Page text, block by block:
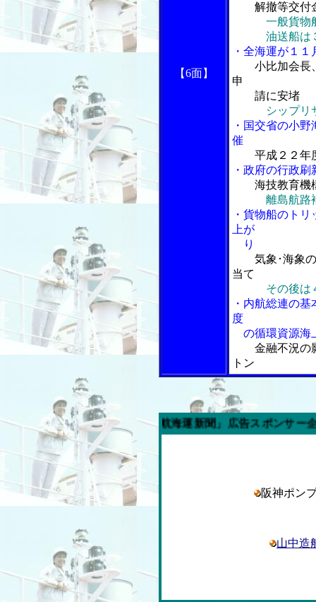
【6面】
解撤等交付
一般貨物
油送船は３
・全海運が１
小比加会長
申
請に安堵
シップリ
・国交省の小
催
平成２２年
・政府の行政
海技教育機
離島航路
・貨物船のト
上が
り
気象･海象
当て
その後は
・内航総連の
度
の循環資源海
金融不況の
トン
今週の「内航海運新聞」広告スポンサー企業
阪神ポン
山中造